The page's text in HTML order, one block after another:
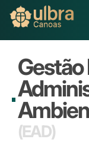
Buscar
Gestão
(EAD)